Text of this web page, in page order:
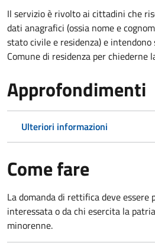
Il servizio è rivolto ai cittadini che
dati anagrafici (ossia nome e
stato civile e residenza) e
Comune di residenza per chiederne
Approfondimenti
Ulteriori informazioni
Come fare
La domanda di rettifica deve essere
interessata oda chi esercita la
minorenne.